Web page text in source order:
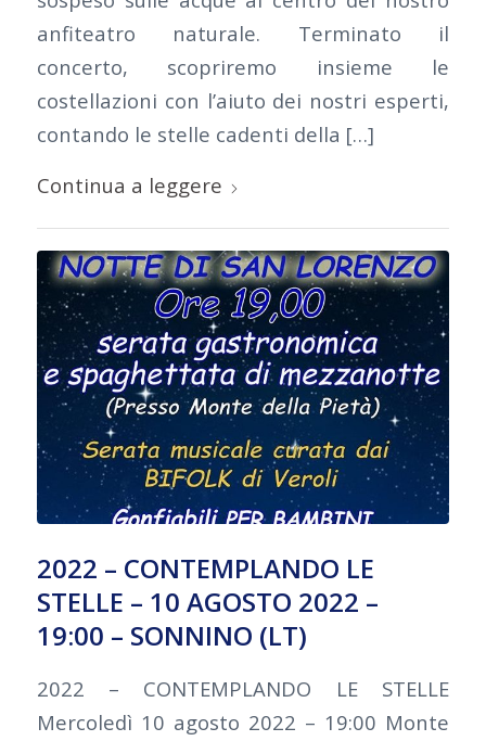
anfiteatro naturale. Terminato il
concerto, scopriremo insieme le
costellazioni con l’aiuto dei nostri esperti,
contando le stelle cadenti della […]
Continua a leggere
2022 – CONTEMPLANDO LE
STELLE – 10 AGOSTO 2022 –
19:00 – SONNINO (LT)
2022 – CONTEMPLANDO LE STELLE
Mercoledì 10 agosto 2022 – 19:00 Monte